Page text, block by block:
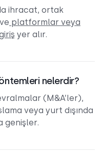
ihracat, ortak
platformlar veya
yer alır.
nelerdir?
(M&A’ler),
veya yurt dışında
genişler.